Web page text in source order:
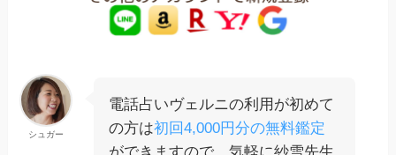
シュガー
電話占いヴェルニの利用が初めて
の方は初回4,000円分の無料鑑定